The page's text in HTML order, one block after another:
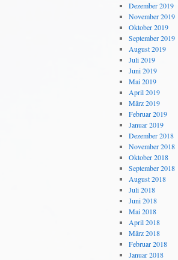
Dezember 2019
November 2019
Oktober 2019
September 2019
August 2019
Juli 2019
Juni 2019
Mai 2019
April 2019
März 2019
Februar 2019
Januar 2019
Dezember 2018
November 2018
Oktober 2018
September 2018
August 2018
Juli 2018
Juni 2018
Mai 2018
April 2018
März 2018
Februar 2018
Januar 2018